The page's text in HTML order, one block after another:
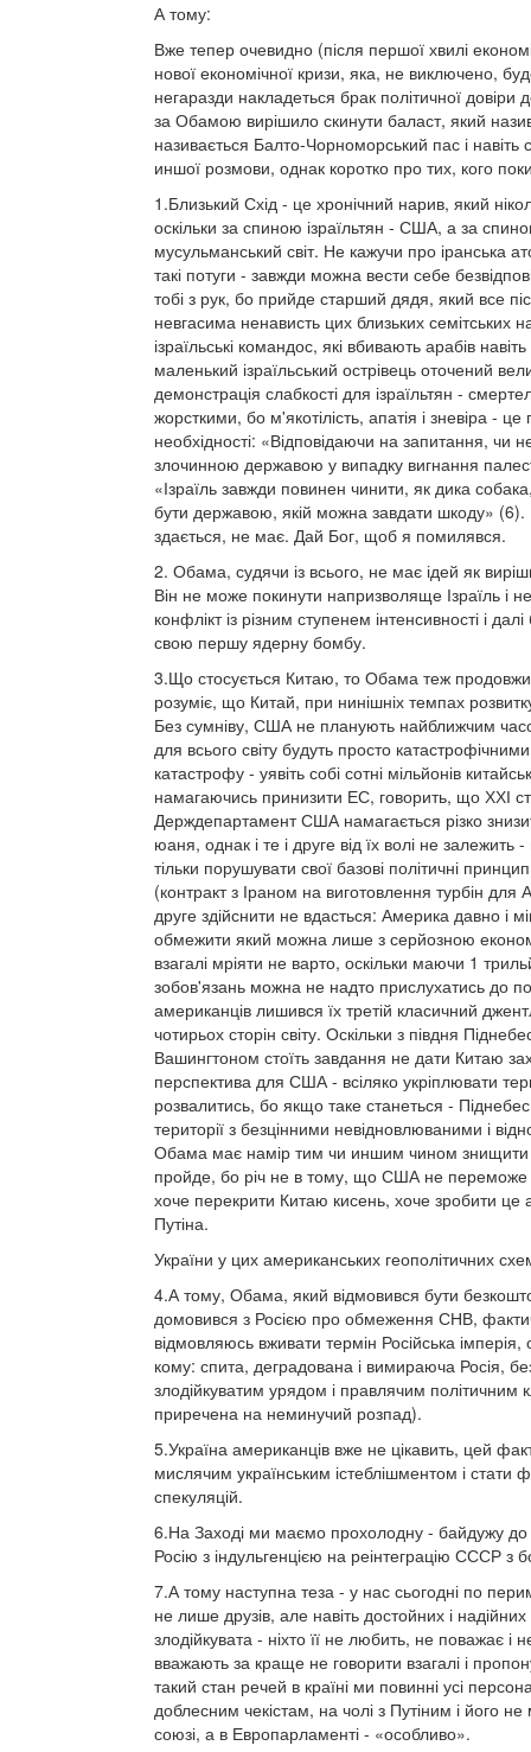
А тому:
Вже тепер очевидно (після першої хвилі
нової економічної кризи, яка, не виключено,
негаразди накладеться брак політичної
за Обамою вирішило скинути баласт, який
називається Балто-Чорноморський пас і навіть
иншої розмови, однак коротко про тих, кого
1.Близький Схід - це хронічний нарив, який
оскільки за спиною ізраїльтян - США, а за
мусульманський світ. Не кажучи про іранська
такі потуги - завжди можна вести себе
тобі з рук, бо прийде старший дядя, який все
невгасима ненависть цих близьких семітських
ізраїльські командос, які вбивають арабів
маленький ізраїльський острівець оточений
демонстрація слабкості для ізраїльтян -
жорсткими, бо м'якотілість, апатія і зневіра -
необхідності: «Відповідаючи на запитання,
злочинною державою у випадку вигнання
«Ізраїль завжди повинен чинити, як дика
бути державою, якій можна завдати шкоду» (6).
здається, не має. Дай Бог, щоб я помилявся.
2. Обама, судячи із всього, не має ідей як
Він не може покинути напризволяще Ізраїль і
конфлікт із різним ступенем інтенсивності і
свою першу ядерну бомбу.
3.Що стосується Китаю, то Обама теж
розуміє, що Китай, при нинішніх темпах
Без сумніву, США не планують найближчим часом
для всього світу будуть просто
катастрофу - уявіть собі сотні мільйонів
намагаючись принизити ЕС, говорить, що ХХІ
Держдепартамент США намагається різко
юаня, однак і те і друге від їх волі не
тільки порушувати свої базові політичні
(контракт з Іраном на виготовлення турбін
друге здійснити не вдасться: Америка давно і
обмежити який можна лише з серйозною
взагалі мріяти не варто, оскільки маючи 1
зобов'язань можна не надто прислухатись до
американців лишився їх третій класичний
чотирьох сторін світу. Оскільки з півдня
Вашингтоном стоїть завдання не дати Китаю
перспектива для США - всіляко укріплювати
розвалитись, бо якщо таке станеться -
території з безцінними невідновлюваними і
Обама має намір тим чи иншим чином знищити
пройде, бо річ не в тому, що США не
хоче перекрити Китаю кисень, хоче зробити це
Путіна.
України у цих американських геополітичних
4.А тому, Обама, який відмовився бути
домовився з Росією про обмеження СНВ,
відмовляюсь вживати термін Російська
кому: спита, деградована і вимираюча Росія,
злодійкуватим урядом і правлячим політичним
приречена на неминучий розпад).
5.Україна американців вже не цікавить, цей
мислячим українським істеблішментом і стати
спекуляцій.
6.На Заході ми маємо прохолодну - байдужу до
Росію з індульгенцією на реінтеграцію СССР з
7.А тому наступна теза - у нас сьогодні по
не лише друзів, але навіть достойних і
злодійкувата - ніхто її не любить, не поважає і
вважають за краще не говорити взагалі і
такий стан речей в країні ми повинні усі
доблесним чекістам, на чолі з Путіним і його
союзі, а в Европарламенті - «особливо».